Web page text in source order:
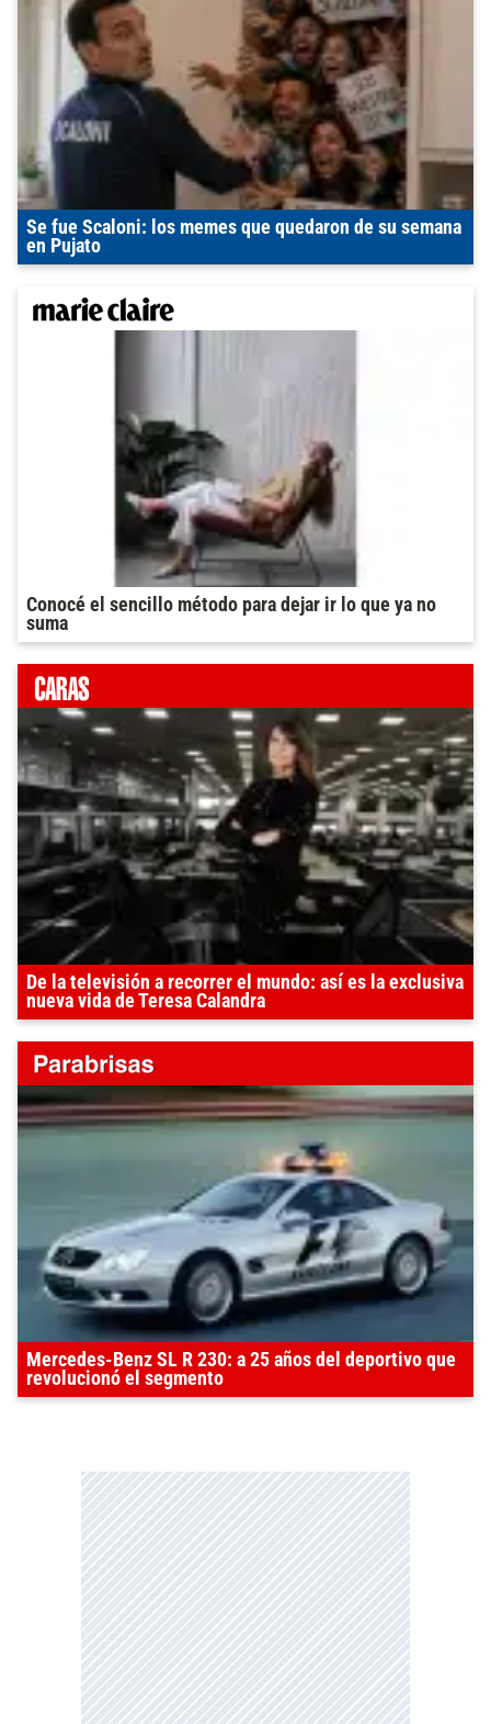
Se fue Scaloni: los memes que quedaron de su semana
en Pujato
Conocé el sencillo método para dejar ir lo que ya no
suma
De la televisión a recorrer el mundo: así es la exclusiva
nueva vida de Teresa Calandra
Mercedes-Benz SL R 230: a 25 años del deportivo que
revolucionó el segmento